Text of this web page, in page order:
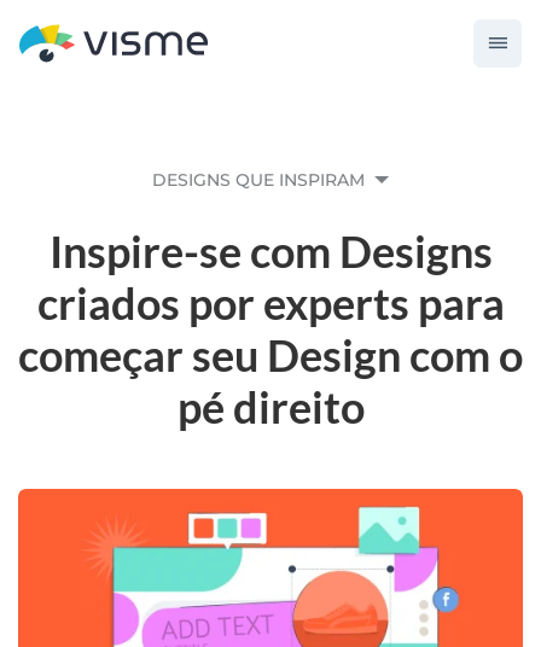
DESIGNS QUE INSPIRAM
Inspire-se com Designs
criados por experts para
começar seu Design com o
pé direito